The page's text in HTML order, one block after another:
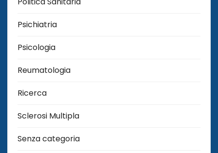
Psichiatria
Psicologia
Reumatologia
Ricerca
Sclerosi Multipla
Senza categoria